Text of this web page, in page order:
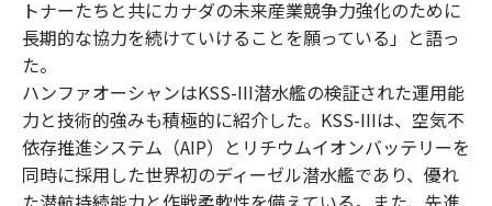
トナーたちと共にカナダの未来産業競争力強化のために
長期的な協力を続けていけることを願っている」と語っ
た。
ハンファオーシャンはKSS-III潜水艦の検証された運用能
力と技術的強みも積極的に紹介した。KSS-IIIは、空気不
依存推進システム（AIP）とリチウムイオンバッテリーを
同時に採用した世界初のディーゼル潜水艦であり、優れ